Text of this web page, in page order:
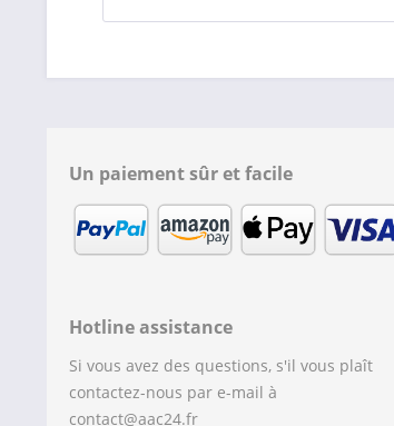
Un paiement sûr et facile
Hotline assistance
Si vous avez des questions, s'il vous plaît
contactez-nous par e-mail à
contact@aac24.fr